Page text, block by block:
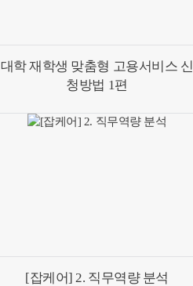
대학 재학생 맞춤형 고용서비스 신
청방법 1편
[잡케어] 2. 직무역량 분석